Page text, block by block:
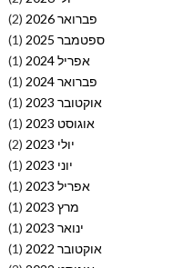
פברואר 2026
(2)
ספטמבר 2025
(1)
אפריל 2024
(1)
פברואר 2024
(1)
אוקטובר 2023
(1)
אוגוסט 2023
(1)
יולי 2023
(2)
יוני 2023
(1)
אפריל 2023
(1)
מרץ 2023
(1)
ינואר 2023
(1)
אוקטובר 2022
(1)